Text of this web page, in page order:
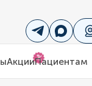
Акции%
Пациентам